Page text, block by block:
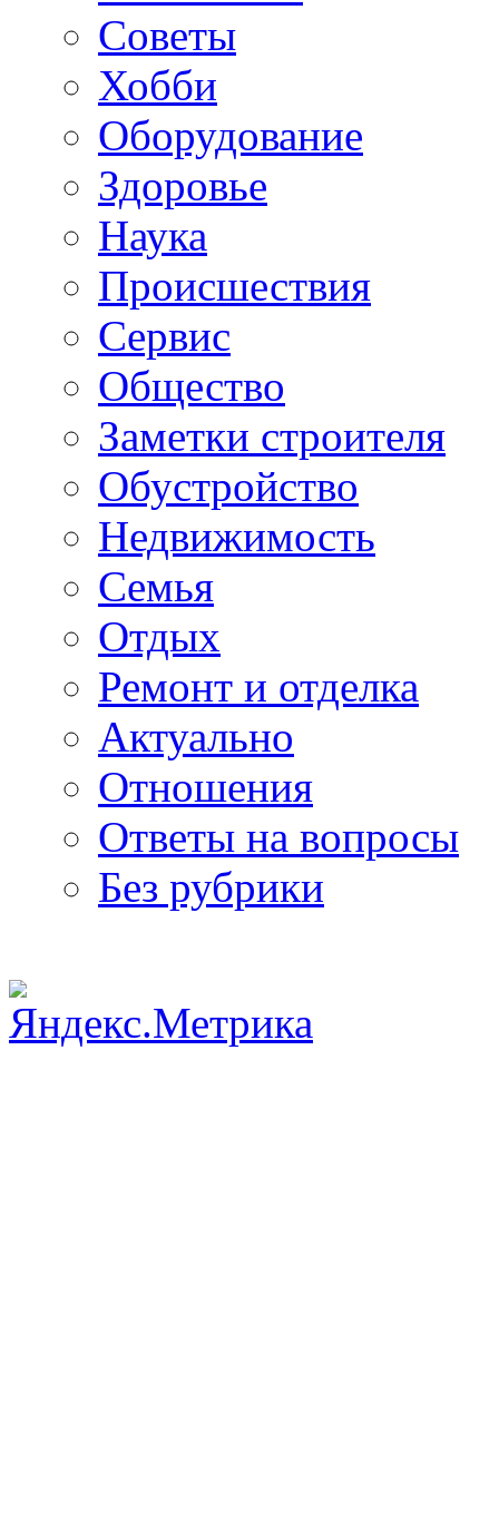
Советы
Хобби
Oборудование
Здоровье
Наука
Происшествия
Сервис
Общество
Заметки строителя
Обустройство
Недвижимость
Семья
Отдых
Ремонт и отделка
Актуально
Отношения
Ответы на вопросы
Без рубрики